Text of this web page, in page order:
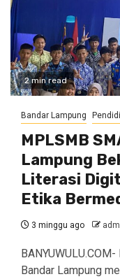
2 min read
Bandar Lampung
MPLSMB
Lampung
Literasi
Etika
3 minggu ago
Bandar Lampung